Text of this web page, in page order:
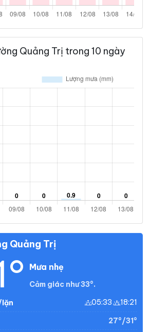
Quảng Trị trong 10 ngày
Quảng Trị
Mưa nhẹ
Cảm giác như 33°.
05:33 18:21
27°/31°